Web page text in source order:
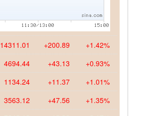
14311.01 +200.89 +1.42%
4694.44 +43.13 +0.93%
1134.24 +11.37 +1.01%
3563.12 +47.56 +1.35%